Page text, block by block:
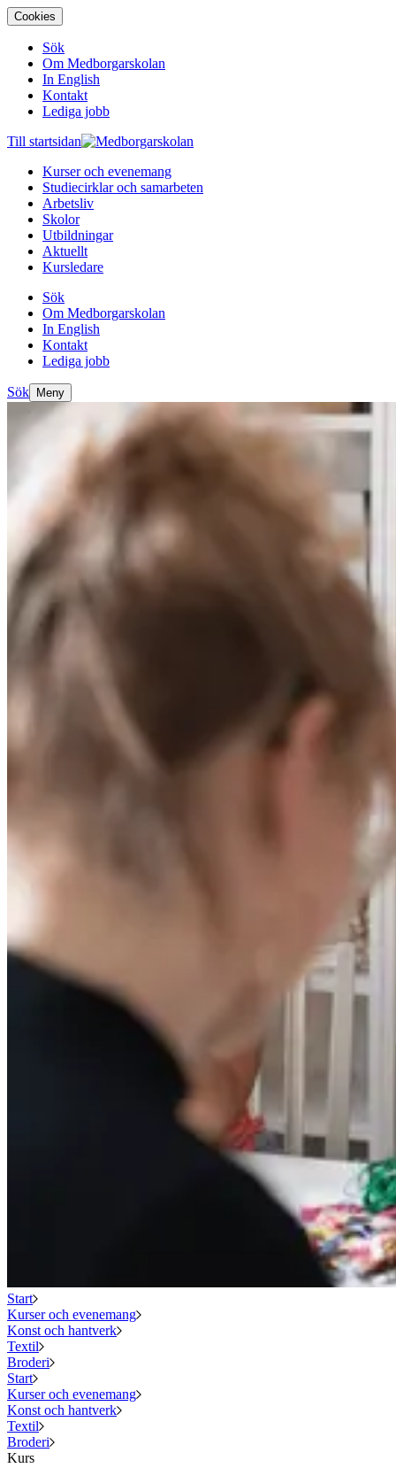
Cookies
Sök
Om Medborgarskolan
In English
Kontakt
Lediga jobb
Till startsidan
Kurser och evenemang
Studiecirklar och samarbeten
Arbetsliv
Skolor
Utbildningar
Aktuellt
Kursledare
Sök
Om Medborgarskolan
In English
Kontakt
Lediga jobb
Sök Meny
Start
Kurser och evenemang
Konst och hantverk
Textil
Broderi
Start
Kurser och evenemang
Konst och hantverk
Textil
Broderi
Kurs